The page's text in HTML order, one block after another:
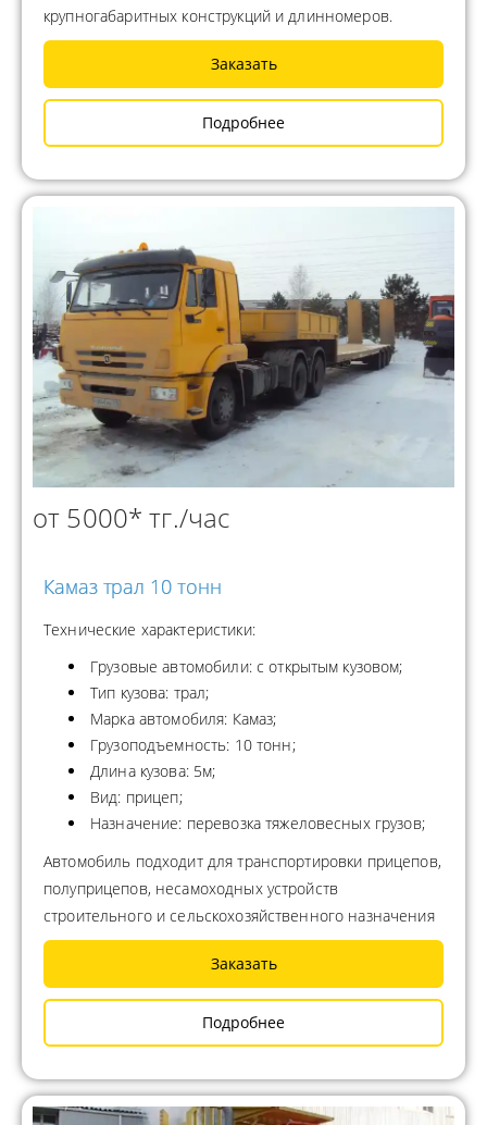
крупногабаритных конструкций и длинномеров.
Заказать
Подробнее
от 5000* тг./час
Камаз трал 10 тонн
Технические характеристики:
Грузовые автомобили: с открытым кузовом;
Тип кузова: трал;
Марка автомобиля: Камаз;
Грузоподъемность: 10 тонн;
Длина кузова: 5м;
Вид: прицеп;
Назначение: перевозка тяжеловесных грузов;
Автомобиль подходит для транспортировки прицепов,
полуприцепов, несамоходных устройств
строительного и сельскохозяйственного назначения
Заказать
Подробнее